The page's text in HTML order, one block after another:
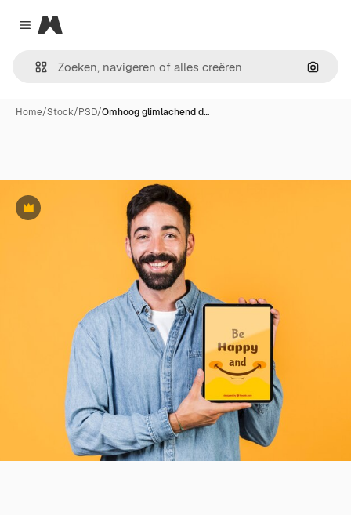
Close menu
Magnific
Home/Stock/PSD/Omhoog glimlachend d…
Premium